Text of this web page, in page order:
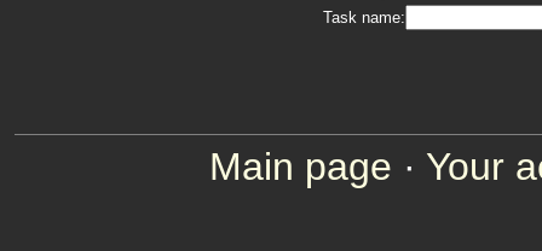
Task name:
Main page · Your